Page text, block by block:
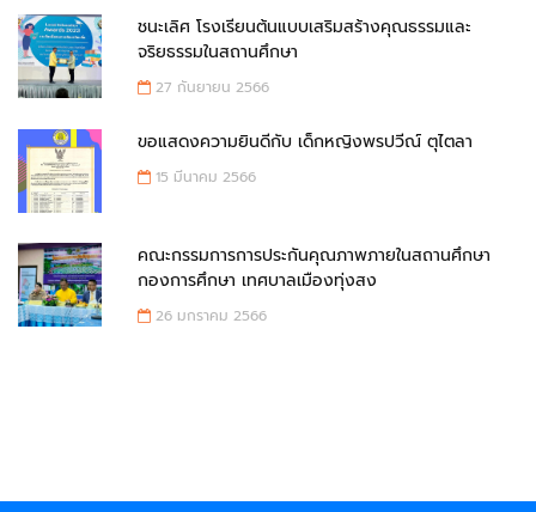
ชนะเลิศ โรงเรียนต้นแบบเสริมสร้างคุณธรรมและ
จริยธรรมในสถานศึกษา
27 กันยายน 2566
ขอแสดงความยินดีกับ เด็กหญิงพรปวีณ์ ตุไตลา
15 มีนาคม 2566
คณะกรรมการการประกันคุณภาพภายในสถานศึกษา
กองการศึกษา เทศบาลเมืองทุ่งสง
26 มกราคม 2566